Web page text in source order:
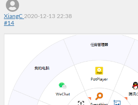
XiangC 2020-12-13 22:38
#14